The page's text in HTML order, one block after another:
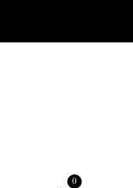
0